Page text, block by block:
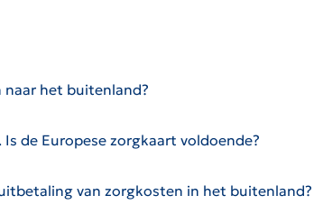
naar het buitenland?
de Europese zorgkaart voldoende?
van zorgkosten in het buitenland?